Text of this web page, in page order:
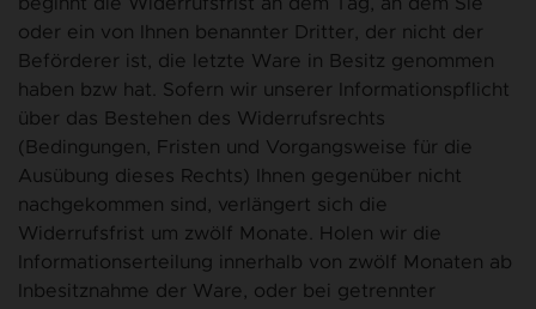
oder ein von Ihnen benannter Dritter, der nicht der
Beförderer ist, die letzte Ware in Besitz genommen
haben bzw hat. Sofern wir unserer Informationspflicht
über das Bestehen des Widerrufsrechts
(Bedingungen, Fristen und Vorgangsweise für die
Ausübung dieses Rechts) Ihnen gegenüber nicht
nachgekommen sind, verlängert sich die
Widerrufsfrist um zwölf Monate. Holen wir die
Informationserteilung innerhalb von zwölf Monaten ab
Inbesitznahme der Ware, oder bei getrennter